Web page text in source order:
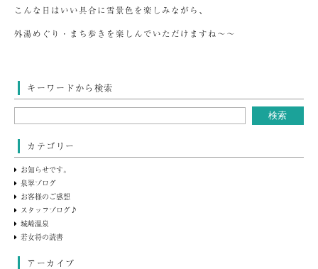
こんな日はいい具合に雪景色を楽しみながら、
外湯めぐり・まち歩きを楽しんでいただけますね～～
キーワードから検索
カテゴリー
お知らせです。
泉翠ブログ
お客様のご感想
スタッフブログ♪
城崎温泉
若女将の読書
アーカイブ